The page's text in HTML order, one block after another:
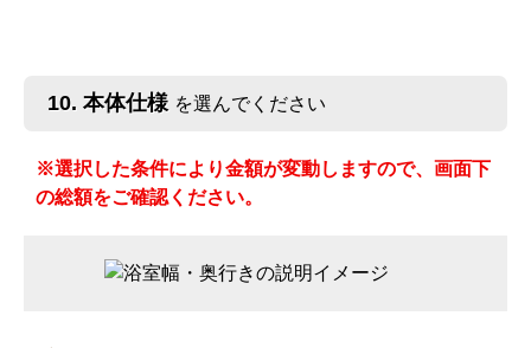
10. 本体仕様 を選んでください
※選択した条件により金額が変動しますので、画面下
の総額をご確認ください。